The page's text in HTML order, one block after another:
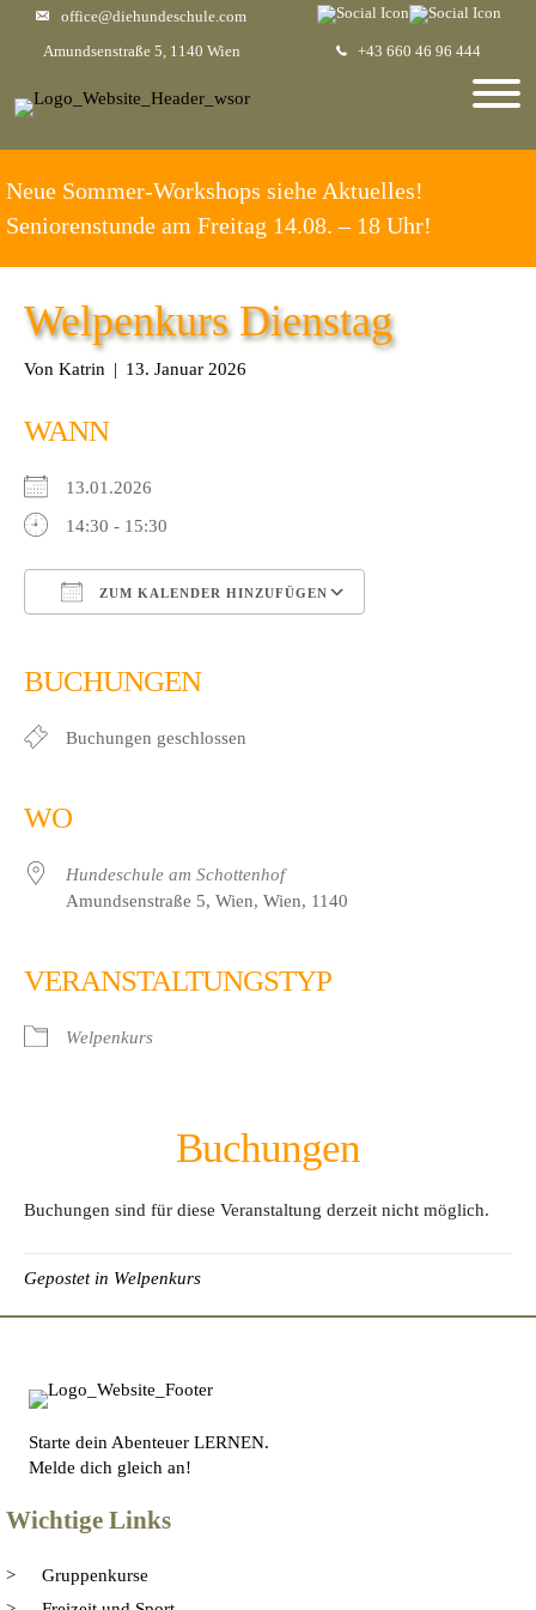
office@diehundeschule.com
+43 660 46 96 444
Amundsenstraße 5, 1140 Wien
Neue Sommer-Workshops siehe Aktuelles!
Seniorenstunde am Freitag 14.08. – 18 Uhr!
Welpenkurs Dienstag
Von Katrin | 13. Januar 2026
WANN
13.01.2026
14:30 - 15:30
ZUM KALENDER HINZUFÜGEN
BUCHUNGEN
Buchungen geschlossen
WO
Hundeschule am Schottenhof
Amundsenstraße 5, Wien, Wien, 1140
VERANSTALTUNGSTYP
Welpenkurs
Buchungen
Buchungen sind für diese Veranstaltung derzeit nicht möglich.
Gepostet in Welpenkurs
Starte dein Abenteuer LERNEN.
Melde dich gleich an!
Wichtige Links
Gruppenkurse